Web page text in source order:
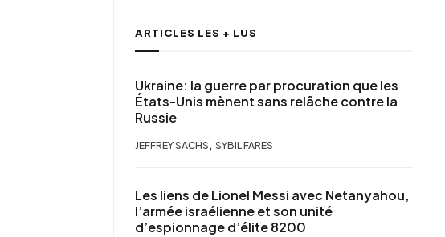
ARTICLES LES + LUS
Ukraine: la guerre par procuration que les
États-Unis mènent sans relâche contre la
Russie
JEFFREY SACHS , SYBIL FARES
Les liens de Lionel Messi avec Netanyahou,
l’armée israélienne et son unité
d’espionnage d’élite 8200